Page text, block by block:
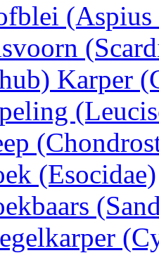
(Aspius
Karper
(Esocidae)